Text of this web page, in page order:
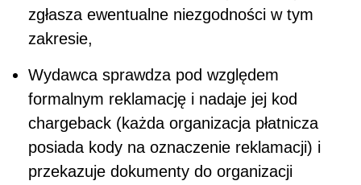
zgłasza ewentualne niezgodności w tym
zakresie,
Wydawca sprawdza pod względem
formalnym reklamację i nadaje jej kod
chargeback (każda organizacja płatnicza
posiada kody na oznaczenie reklamacji) i
przekazuje dokumenty do organizacji